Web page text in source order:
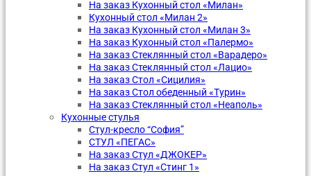
На заказ Кухонный стол «Милан»
Кухонный стол «Милан 2»
На заказ Кухонный стол «Милан 3»
На заказ Кухонный стол «Палермо»
На заказ Стеклянный стол «Варадеро»
На заказ Стеклянный стол «Лацио»
На заказ Стол «Сицилия»
На заказ Стол обеденный «Турин»
На заказ Стеклянный стол «Неаполь»
Кухонные стулья
Стул-кресло “София”
CТУЛ «ПЕГАС»
На заказ Стул «ДЖОКЕР»
На заказ Стул «Стинг 1»